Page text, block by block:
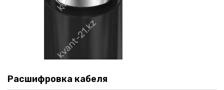
Расшифровка кабеля